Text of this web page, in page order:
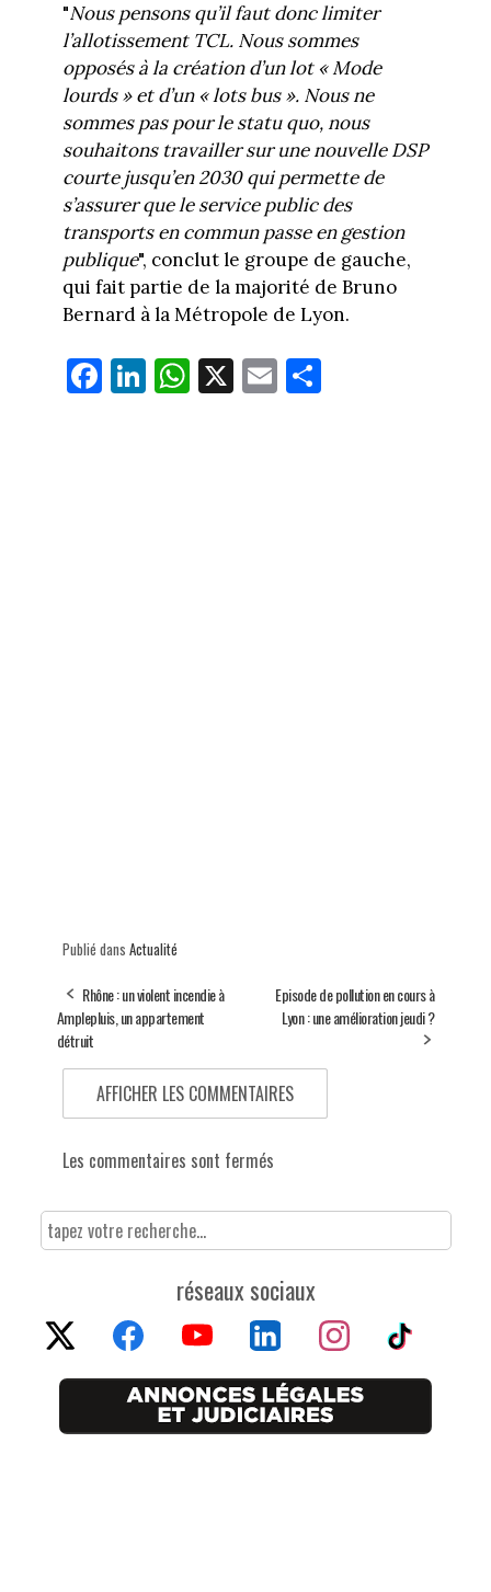
"Nous pensons qu’il faut donc limiter
l’allotissement TCL. Nous sommes
opposés à la création d’unlot « Mode
lourds » et d’un « lots bus ». Nous ne
sommes pas pour le statu quo, nous
souhaitons travailler sur une nouvelle DSP
courtejusqu’en 2030 qui permette de
s’assurer que le service public des
transports en commun passeen gestion
publique", conclut le groupe de gauche,
qui fait partie de la majorité de Bruno
Bernard à la Métropole de Lyon.
Fa
ce
Li
nk
W
ha
X E
m
Pa
rt
Publié dans Actualité
Rhône : un violent incendie à
Amplepluis, un appartement
détruit
Episode de pollution en cours à
Lyon : une amélioration jeudi ?
AFFICHER LES COMMENTAIRES
Les commentaires sont fermés
réseaux sociaux